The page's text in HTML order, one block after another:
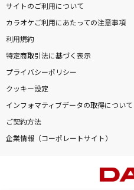
サイトのご利用について
カラオケご利用にあたっての注意事項
利用規約
特定商取引法に基づく表示
プライバシーポリシー
クッキー設定
インフォマティブデータの取得について
ご契約方法
企業情報（コーポレートサイト）